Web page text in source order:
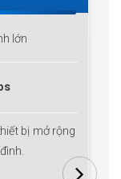
lớn
bị mở rộng